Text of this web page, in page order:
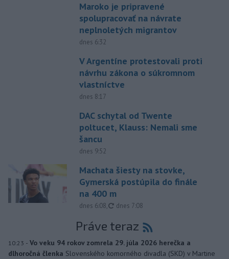
Maroko je pripravené
spolupracovať na návrate
neplnoletých migrantov
dnes 6:32
V Argentíne protestovali proti
návrhu zákona o súkromnom
vlastníctve
dnes 8:17
DAC schytal od Twente
poltucet, Klauss: Nemali sme
šancu
dnes 9:52
Machata šiesty na stovke,
Gymerská postúpila do finále
na 400 m
dnes 6:08, aktualizované
dnes 7:08
Práve teraz
10:23 - Vo veku 94 rokov zomrela 29. júla 2026 herečka a
dlhoročná členka Slovenského komorného divadla (SKD) v Martine